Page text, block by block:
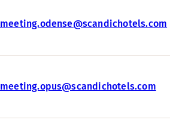
meeting.odense@scandichotels.com
meeting.opus@scandichotels.com